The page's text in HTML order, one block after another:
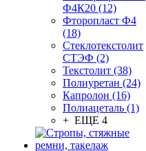
Ф4К20 (12)
Фторопласт Ф4
(18)
Стеклотекстолит
СТЭФ (2)
Текстолит (38)
Полиуретан (24)
Капролон (16)
Полиацеталь (1)
+ ЕЩЕ 4